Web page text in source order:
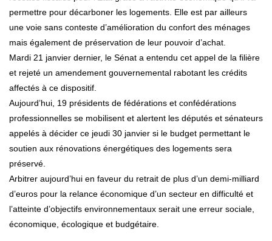
permettre pour décarboner les logements. Elle est par ailleurs
une voie sans conteste d’amélioration du confort des ménages
mais également de préservation de leur pouvoir d’achat.
Mardi 21 janvier dernier, le Sénat a entendu cet appel de la filière
et rejeté un amendement gouvernemental rabotant les crédits
affectés à ce dispositif.
Aujourd’hui, 19 présidents de fédérations et confédérations
professionnelles se mobilisent et alertent les députés et sénateurs
appelés à décider ce jeudi 30 janvier si le budget permettant le
soutien aux rénovations énergétiques des logements sera
préservé.
Arbitrer aujourd’hui en faveur du retrait de plus d’un demi-milliard
d’euros pour la relance économique d’un secteur en difficulté et
l’atteinte d’objectifs environnementaux serait une erreur sociale,
économique, écologique et budgétaire.